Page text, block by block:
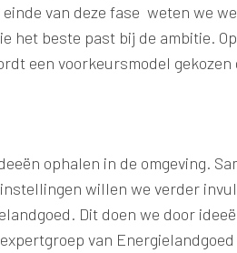
van deze fase weten we
het beste past bij de ambitie.
een voorkeursmodel
ophalen in de omgeving.
willen we verder
Dit doen we door
van Energielandgoed